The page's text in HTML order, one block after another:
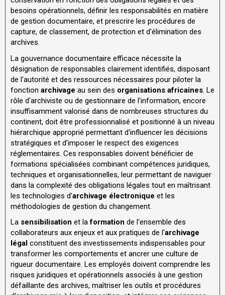
besoins opérationnels, définir les responsabilités en matière
de gestion documentaire, et prescrire les procédures de
capture, de classement, de protection et d'élimination des
archives.
La gouvernance documentaire efficace nécessite la
désignation de responsables clairement identifiés, disposant
de l'autorité et des ressources nécessaires pour piloter la
fonction archivage au sein des organisations africaines . Le
rôle d'archiviste ou de gestionnaire de l'information, encore
insuffisamment valorisé dans de nombreuses structures du
continent, doit être professionnalisé et positionné à un niveau
hiérarchique approprié permettant d'influencer les décisions
stratégiques et d'imposer le respect des exigences
réglementaires. Ces responsables doivent bénéficier de
formations spécialisées combinant compétences juridiques,
techniques et organisationnelles, leur permettant de naviguer
dans la complexité des obligations légales tout en maîtrisant
les technologies d'archivage électronique et les
méthodologies de gestion du changement.
La sensibilisation et laformation de l'ensemble des
collaborateurs aux enjeux et aux pratiques de l'archivage
légal constituent des investissements indispensables pour
transformer les comportements et ancrer une culture de
rigueur documentaire. Les employés doivent comprendre les
risques juridiques et opérationnels associés à une gestion
défaillante des archives, maîtriser les outils et procédures